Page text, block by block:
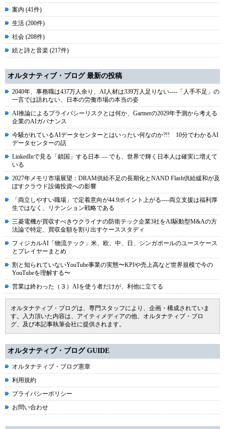
案内 (41件)
生活 (200件)
社会 (208件)
絵と詩と音楽 (217件)
オルタナティブ・ブログ 最新の投稿
2040年、事務職は437万人余り、AI人材は339万人足りない----「人手不足」の
一言では語れない、日本の労働市場の本当の姿
AI推論によるプライバシーリスクとは何か、Gartnerの2029年予測から考える
企業のAIガバナンス
今騒がれているAIデータセンターとはいったい何なのか?!! 10分でわかるAI
データセンターの話
LinkedInで見る「鎖国」する日本 ― でも、世界で輝く日本人は確実に増えて
いる
2027年メモリ市場展望：DRAM供給不足の長期化とNAND Flash供給緩和が及
ぼすクラウド設備投資への影響
「両立しやすい職場」で定着意向が44.9ポイント上がる----両立支援は福利厚
生ではなく、リテンション戦略である
三菱電機が買収すべきウクライナの防衛テック企業3社をAI駆動型M&Aの方
法論で特定、買収金額を割り出すケーススタディ
フィジカルAI「物流テック」米、欧、中、日、シンガポールのユースケース
とプレイヤーまとめ
割と知られていないYouTube事業の実態〜KPIや売上高など世界規模で今の
YouTubeを理解する〜
営業は終わった（３）AIを使う者だけが、利他に立てる
オルタナティブ・ブログは、専門スタッフにより、企画・構成されていま
す。入力頂いた内容は、アイティメディアの他、オルタナティブ・ブロ
グ、及び本記事執筆会社に提供されます。
オルタナティブ・ブログ GUIDE
オルタナティブ・ブログ憲章
利用規約
プライバシーポリシー
お問い合わせ